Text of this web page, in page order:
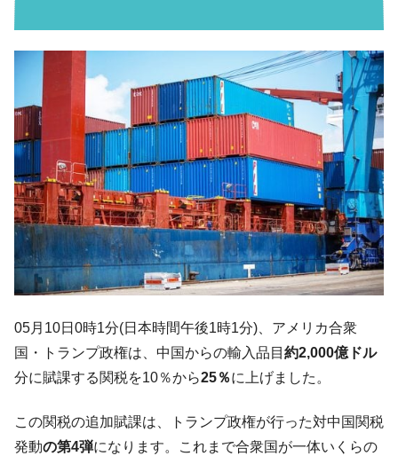
『Money1』
『韓国銀行』が「金の保有量を増やしま
す」⇒「金を経由するドル入手」手段ではないのか？
『Money1』
韓国･外為取引量「1日当たり1,214.4億ド
ル」まで拡大 ⇒ 海外資金の動きに強く左右される状態
『Money1』
韓国･帰ってきた李在明。李在明を支持しな
い「50.5％」に上昇
『Money1』
韓国大統領府ボンクラ政策室長が告発され
た ⇒ 国家が行った恐るべき株価操作であり、空前の国政壟
断
『Money1』
韓国･警察職員が「丸刈りになって抗議活
動」
『Money1』
中国だけが鉄鋼輸出を異常増加させる ⇒ 中
『Money1』
韓国製造業「半導体絶好調」のウラで他業
種は全般的「不調」⇒ PSIが示す現況は決して良くない。
ン』1人当たり賠償10万ウォンを認定 ⇒ 総額3兆7,000億
『Money1』 韓国で猛暑。南東部では干ばつ
05月10日0時1分(日本時間午後1時1分)、アメリカ合衆
国・トランプ政権は、中国からの輸入品目 約2,000億ドル
分に賦課する関税を10％から25％に上げました。
この関税の追加賦課は、トランプ政権が行った対中国関税
発動の第4弾になります。これまで合衆国が一体いくらの